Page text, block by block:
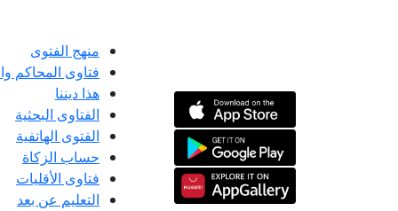
منهج الفتوى
فتاوى المحاكم
هذا ديننا
الفتاوى البحثية
الفتوى الهاتفية
حساب الزكاة
فتاوى الأقليات
التعليم عن بعد